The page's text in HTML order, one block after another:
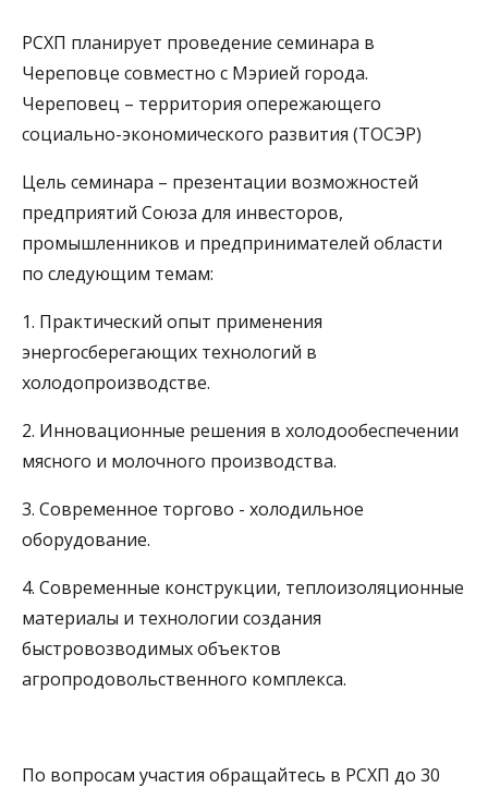
РСХП планирует проведение семинара в
Череповце совместно с Мэрией города.
Череповец – территория опережающего
социально-экономического развития (ТОСЭР)
Цель семинара – презентации возможностей
предприятий Союза для инвесторов,
промышленников и предпринимателей области
по следующим темам:
1. Практический опыт применения
энергосберегающих технологий в
холодопроизводстве.
2. Инновационные решения в холодообеспечении
мясного и молочного производства.
3. Современное торгово - холодильное
оборудование.
4. Современные конструкции, теплоизоляционные
материалы и технологии создания
быстровозводимых объектов
агропродовольственного комплекса.
По вопросам участия обращайтесь в РСХП до 30